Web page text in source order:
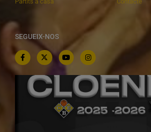
SEGUEIX-NOS